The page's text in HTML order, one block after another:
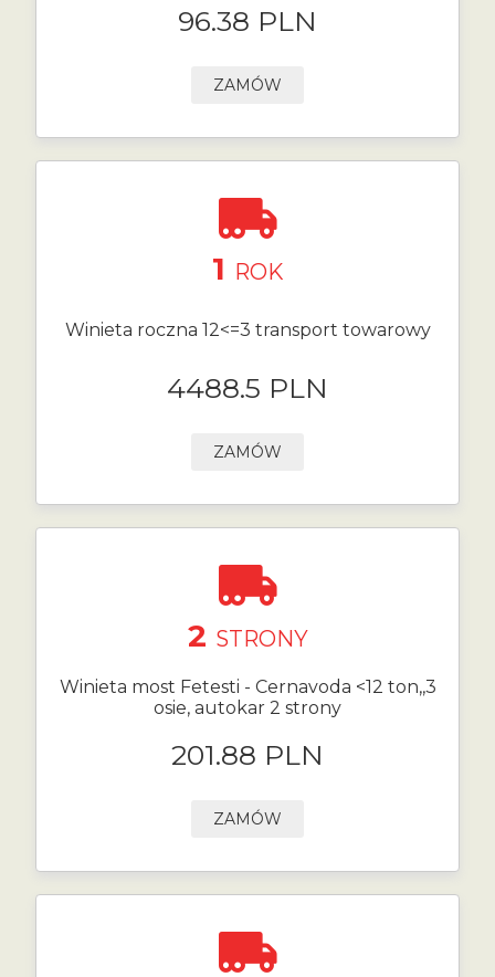
96.38 PLN
ZAMÓW
1 ROK
Winieta roczna 12<=3 transport towarowy
4488.5 PLN
ZAMÓW
2 STRONY
Winieta most Fetesti - Cernavoda <12 ton,,3
osie, autokar 2 strony
201.88 PLN
ZAMÓW